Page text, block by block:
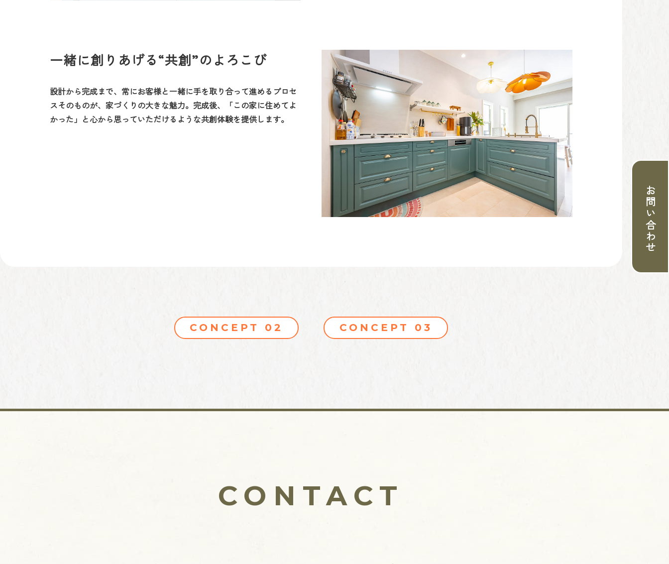
お問い合わせ
一緒に創りあげる“共創”のよろこび
設計から完成まで、常にお客様と一緒に手を取り合って進めるプロセ
スそのものが、家づくりの大きな魅力。完成後、「この家に住めてよ
かった」と心から思っていただけるような共創体験を提供します。
CONCEPT 02 CONCEPT 03
CONTACT